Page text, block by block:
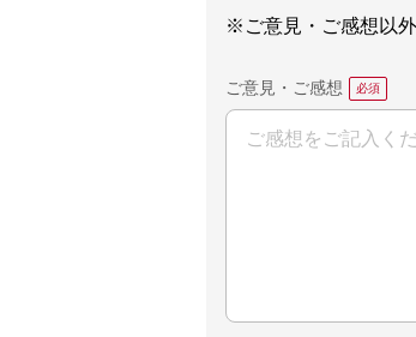
※ご意見・ご感想以外
ご意見・ご感想